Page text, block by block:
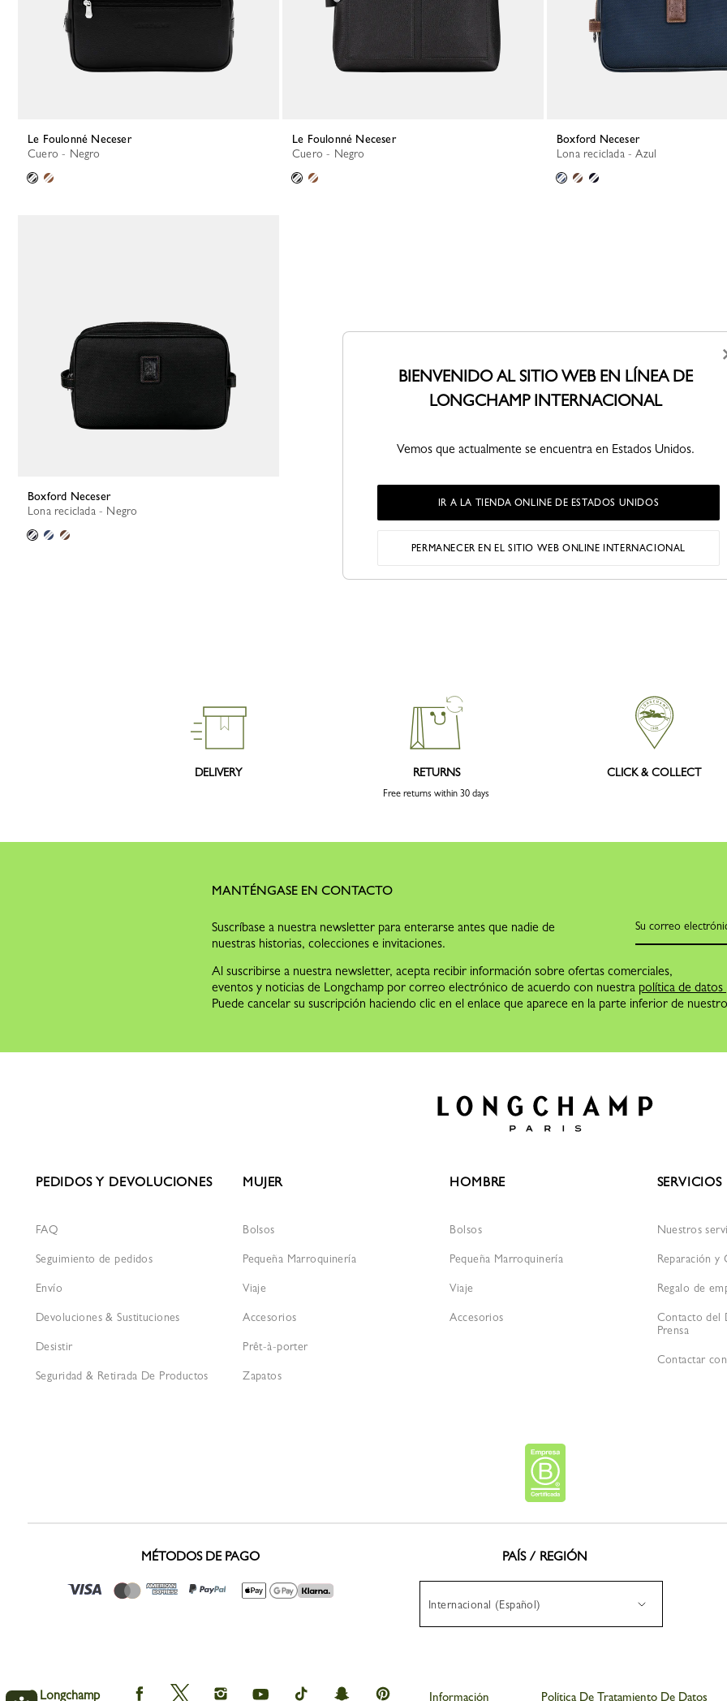
Le Foulonné Neceser
Cuero - Negro
Le Foulonné Neceser
Cuero - Negro
Boxford Neceser
Lona reciclada - Azul
Boxford Neceser
Lona reciclada - Negro
DELIVERY RETURNS
Free returns within 30 days
CLICK & COLLECT
MANTÉNGASE EN CONTACTO
Suscríbase a nuestra newsletter para enterarse antes que nadie de
nuestras historias, colecciones e invitaciones.
Al suscribirse a nuestra newsletter, acepta recibir información sobre ofertas comerciales,
eventos y noticias de Longchamp por correo electrónico de acuerdo con nuestra política de datos
Puede cancelar su suscripción haciendo clic en el enlace que aparece en la parte inferior de
PEDIDOS Y DEVOLUCIONES
FAQ
Seguimiento de pedidos
Envío
Devoluciones & Sustituciones
Desistir
Seguridad & Retirada De Productos
MUJER
Bolsos
Pequeña Marroquinería
Viaje
Accesorios
Prêt-à-porter
Zapatos
HOMBRE
Bolsos
Pequeña Marroquinería
Viaje
Accesorios
SERVICIOS
Nuestros
Reparación y
Regalo de
Contacto del
Prensa
Contactar
MÉTODOS DE PAGO PAÍS / REGIÓN
Internacional (Español)
© Longchamp
LongchampLongchampLongchampLongchampLongchampLongchampLongchampInformación Política De Tratamiento De Datos
BIENVENIDO AL SITIO WEB EN LÍNEA DE
LONGCHAMP INTERNACIONAL
Vemos que actualmente se encuentra en Estados Unidos.
IR A LA TIENDA ONLINE DE ESTADOS UNIDOS
PERMANECER EN EL SITIO WEB ONLINE INTERNACIONAL